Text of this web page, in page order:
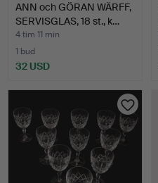
ANN och GÖRAN WÄRFF,
SERVISGLAS, 18 st., k…
4 tim 11 min
1 bud
32 USD